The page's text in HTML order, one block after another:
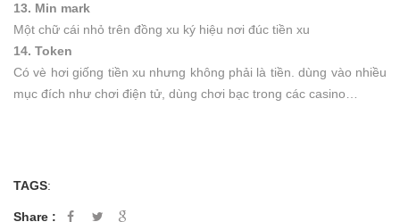
13. Min mark
Một chữ cái nhỏ trên đồng xu ký hiệu nơi đúc tiền xu
14. Token
Có vè hơi giống tiền xu nhưng không phải là tiền. dùng vào nhiều
mục đích như chơi điện tử, dùng chơi bạc trong các casino…
TAGS:
Share :